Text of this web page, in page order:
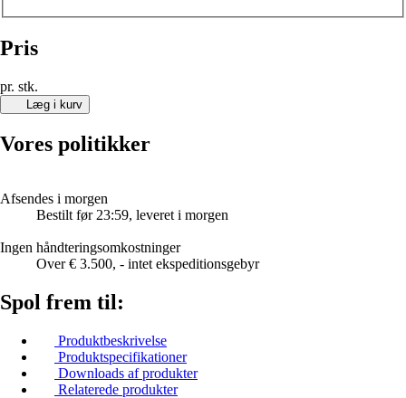
Pris
pr. stk.
Læg i kurv
Vores politikker
Afsendes i morgen
Bestilt før 23:59, leveret i morgen
Ingen håndteringsomkostninger
Over € 3.500, - intet ekspeditionsgebyr
Spol frem til:
Produktbeskrivelse
Produktspecifikationer
Downloads af produkter
Relaterede produkter